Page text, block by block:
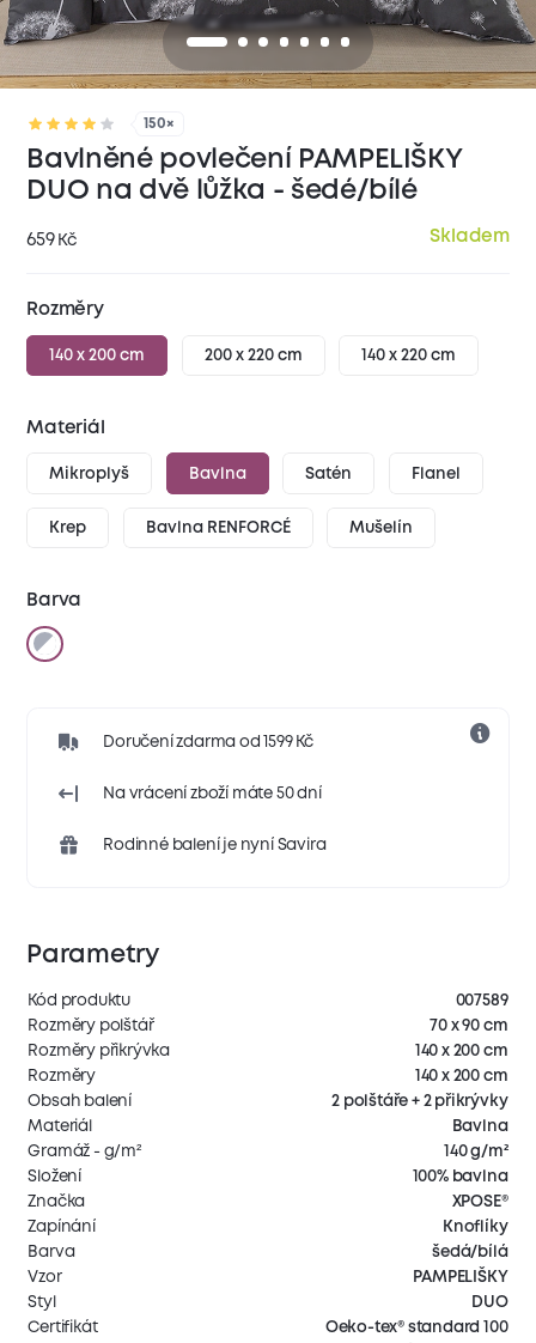
150×
Bavlněné povlečení PAMPELIŠKY
DUO na dvě lůžka - šedé/bílé
659 Kč Skladem
Rozměry
140 x 200 cm 200 x 220 cm 140 x 220 cm
Materiál
Mikroplyš Bavlna Satén Flanel
Krep Bavlna RENFORCÉ Mušelín
Barva
Doručení zdarma od 1599 Kč
Na vrácení zboží máte 50 dní
Rodinné balení je nyní Savira
Parametry
Kód produktu
007589
Rozměry polštář
70 x 90 cm
Rozměry přikrývka
140 x 200 cm
Rozměry
140 x 200 cm
Obsah balení
2 polštáře + 2 přikrývky
Materiál
Bavlna
Gramáž - g/m²
140 g/m²
Složení
100% bavlna
Značka
XPOSE®
Zapínání
Knoflíky
Barva
šedá/bílá
Vzor
PAMPELIŠKY
Styl
DUO
Certifikát
Oeko-tex® standard 100